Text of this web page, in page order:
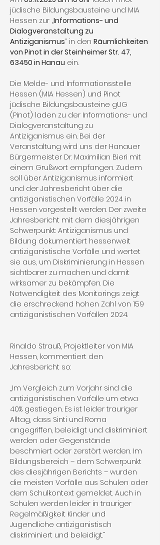
jüdische Bildungsbausteine und MIA
Hessen zur „Informations- und
Dialogveranstaltung zu
Antiziganismus“ in den Räumlichkeiten
von Pinot in der Steinheimer Str. 47,
63450 in Hanau ein.
Die Melde- und Informationsstelle
Hessen (MIA Hessen) und Pinot
jüdische Bildungsbausteine gUG
(Pinot) laden zu der Informations- und
Dialogveranstaltung zu
Antiziganismus ein. Bei der
Veranstaltung wird uns der Hanauer
Bürgermeister Dr. Maximilian Bieri mit
einem Grußwort empfangen. Zudem
soll über Antiziganismus informiert
und der Jahresbericht über die
antiziganistischen Vorfälle 2024 in
Hessen vorgestellt werden. Der zweite
Jahresbericht mit dem diesjährigen
Schwerpunkt: Antiziganismus und
Bildung dokumentiert hessenweit
antiziganistische Vorfälle und wertet
sie aus, um Diskriminierung in Hessen
sichtbarer zu machen und damit
wirksamer zu bekämpfen. Die
Notwendigkeit des Monitorings zeigt
die erschreckend hohen Zahl von 159
antiziganistischen Vorfällen 2024.
Rinaldo Strauß, Projektleiter von MIA
Hessen, kommentiert den
Jahresbericht so:
„Im Vergleich zum Vorjahr sind die
antiziganistischen Vorfälle um etwa
40% gestiegen. Es ist leider trauriger
Alltag, dass Sinti und Roma
angegriffen, beleidigt und diskriminiert
werden oder Gegenstände
beschmiert oder zerstört werden. Im
Bildungsbereich – dem Schwerpunkt
des diesjährigen Berichts – wurden
die meisten Vorfälle aus Schulen oder
dem Schulkontext gemeldet. Auch in
Schulen werden leider in trauriger
Regelmäßigkeit Kinder und
Jugendliche antiziganistisch
diskriminiert und beleidigt.“